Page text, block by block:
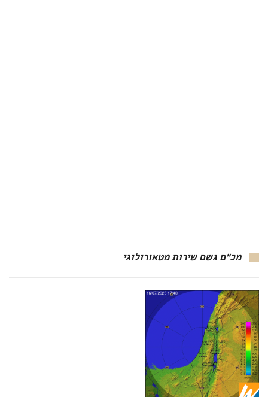
מכ"ם גשם שירות מטאורולוגי